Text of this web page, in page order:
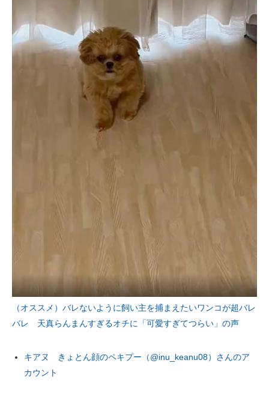
（オススメ）バレないように飼い主を捕まえたいワンコが超バレ
バレ 天真らんまんすぎるオチに「可愛すぎてつらい」の声
キアヌ きょとん顔のペキプー（@inu_keanu08）さんのア
カウント